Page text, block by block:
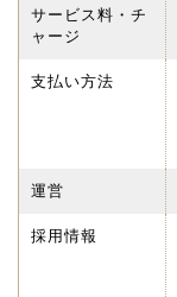
サービス料・チ
ャージ
支払い方法
運営
採用情報